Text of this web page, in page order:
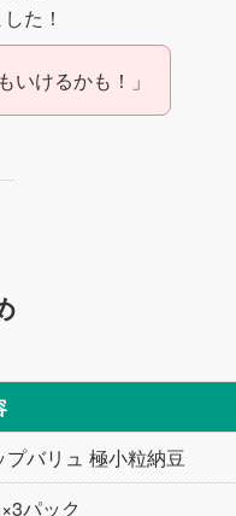
た！
いけるかも！」
プバリュ 極小粒納豆
パック